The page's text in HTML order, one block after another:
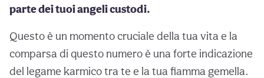
parte dei tuoi angeli custodi.
Questo è un momento cruciale della tua vita e la
comparsa di questo numero è una forte indicazione
del legame karmico tra te e la tua fiamma gemella.